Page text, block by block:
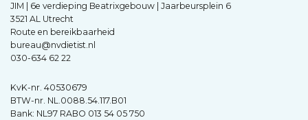
JIM | 6e verdieping Beatrixgebouw | Jaarbeursplein 6
3521 AL Utrecht
Route en bereikbaarheid
bureau@nvdietist.nl
030-634 62 22
KvK-nr. 40530679
BTW-nr. NL.0088.54.117.B01
Bank: NL97 RABO 013 54 05 750